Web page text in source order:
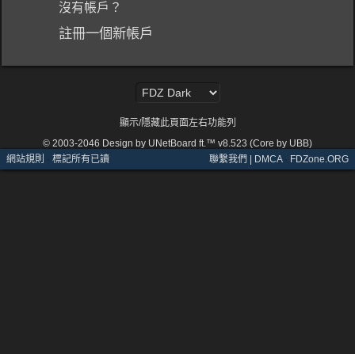
沒有帳戶？
註冊一個新帳戶
顯示/隱藏此頁面左右功能列
© 2003-2046 Design by UNetBoard ft.™ v8.523 (Core by UBB)
網站規則 · 標記所有已讀 聯繫我們 | DMCA· FDZone.ORG